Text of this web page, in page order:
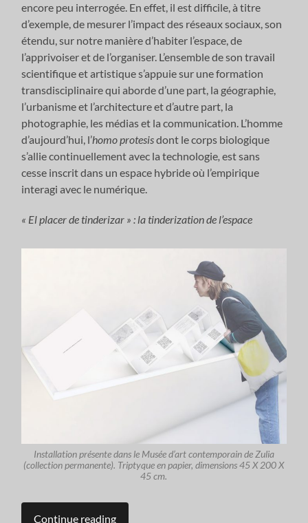
encore peu interrogée. En effet, il est difficile, à titre
d’exemple, de mesurer l’impact des réseaux sociaux, son
étendu, sur notre manière d’habiter l’espace, de
l’apprivoiser et de l’organiser. L’ensemble de son travail
scientifique et artistique s’appuie sur une formation
transdisciplinaire qui aborde d’une part, la géographie,
l’urbanisme et l’architecture et d’autre part, la
photographie, les médias et la communication. L’homme
d’aujourd’hui, l’homo protesisdont le corps biologique
s’allie continuellement avec la technologie,est sans
cesse inscrit dans un espace hybride où l’empirique
interagi avec le numérique.
« El placer de tinderizar » : la tinderization de l’espace
Installation présente dans le Musée d’art contemporain de Zulia
(collection permanente). Triptyque en papier, dimensions 45 X 200 X
45 cm.
Continue reading